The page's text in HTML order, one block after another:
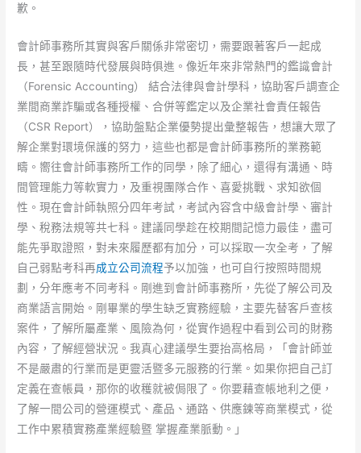
歉。
會計師事務所其實與客戶關係非常密切，需要跟著客戶一起成
長，甚至跟隨時代發展與時俱進。像近年來非常熱門的鑑識會計
（Forensic Accounting） 結合法律與會計學科，協助客戶調查企
業間商業詐騙或各種授權、合併等鑑定以及企業社會責任報告
（CSR Report），協助盤點企業優勢提出彙整報告，想讓大眾了
解企業對環境保護的努力，這些也都是會計師事務所的業務範
疇。嚮往會計師事務所工作的同學，除了細心，還得有溝通、時
間管理能力等軟實力，及重視團隊合作、喜愛挑戰、求知欲個
性。現在會計師執照分四年考試，考試內容含中級會計學、審計
學、稅務法規等共七科。建議同學趁在校期間記憶力最佳，盡可
能先爭取證照，對未來履歷都有加分，可以採取一次全考，了解
自己弱點考科再成立公司流程予以加強，也可自行按照時間規
劃，分年應考不同考科。剛進到會計師事務所，先從了解公司及
商業語言開始。剛畢業的學生缺乏實務經驗，主要先替客戶查核
案件，了解所屬產業、風險為何，從實作過程中看到公司的財務
內容，了解經營狀況。我真心建議學生要抬高格局，「會計師並
不是嚴肅的行業而是更靈活暨多元服務的行業。如果你把自己訂
定義在查帳員，那你的收穫就被侷限了。你要藉查帳地利之便，
了解一間公司的營運模式、產品、通路、供應鍊等商業模式，從
工作中累積實務產業經驗暨 掌握產業脈動。」